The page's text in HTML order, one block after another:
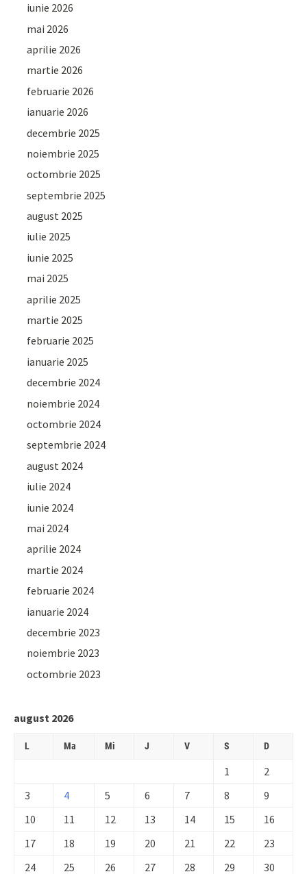
iunie 2026
mai 2026
aprilie 2026
martie 2026
februarie 2026
ianuarie 2026
decembrie 2025
noiembrie 2025
octombrie 2025
septembrie 2025
august 2025
iulie 2025
iunie 2025
mai 2025
aprilie 2025
martie 2025
februarie 2025
ianuarie 2025
decembrie 2024
noiembrie 2024
octombrie 2024
septembrie 2024
august 2024
iulie 2024
iunie 2024
mai 2024
aprilie 2024
martie 2024
februarie 2024
ianuarie 2024
decembrie 2023
noiembrie 2023
octombrie 2023
august 2026
L Ma Mi J V S D
1
2
3
4 5 6 7 8
9
10
11 12 13 14 15
16
17
18 19 20 21 22
23
24
25 26 27 28 29 30